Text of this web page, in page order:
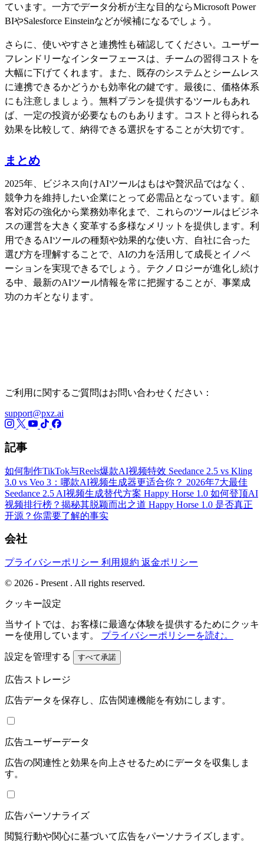
ています。一方でデータ分析が主な目的ならMicrosoft Power
BIやSalesforce Einsteinなどが候補になるでしょう。
さらに、使いやすさと連携性も確認してください。ユーザー
フレンドリーなインターフェースは、チームの習得コストを
大幅に下げてくれます。また、既存のシステムとシームレス
に連携できるかどうかも効率化の鍵です。最後に、価格体系
にも注意しましょう。無料プランを提供するツールもあれ
ば、一定の投資が必要なものもあります。コストと得られる
効果を比較して、納得できる選択をすることが大切です。
まとめ
2025年、ビジネス向けAIツールはもはや贅沢品ではなく、
競争力を維持したい企業にとって必需品となっています。顧
客対応の強化から業務効率化まで、これらのツールはビジネ
スの運営を大きく変革する多様なメリットを提供します。利
用できるAIツールの種類や効果的な使い方、自社に合った
選び方を理解することで、AIの力を活用して成長とイノベ
ーションを実現できるでしょう。テクノロジーが進化し続け
る中、最新のAIツール情報を常に把握することが、事業成
功のカギとなります。
ご利用に関するご質問はお問い合わせください：
support@pxz.ai
記事
如何制作TikTok与Reels爆款AI视频特效 Seedance 2.5 vs Kling
3.0 vs Veo 3：哪款AI视频生成器更适合你？ 2026年7大最佳
Seedance 2.5 AI视频生成替代方案 Happy Horse 1.0 如何登顶AI
视频排行榜？揭秘其脱颖而出之道 Happy Horse 1.0 是否真正
开源？你需要了解的事实
会社
プライバシーポリシー 利用規約 返金ポリシー
© 2026 - Present . All rights reserved.
クッキー設定
当サイトでは、お客様に最適な体験を提供するためにクッキ
ーを使用しています。 プライバシーポリシーを読む。
設定を管理する すべて承諾
広告ストレージ
広告データを保存し、広告関連機能を有効にします。
広告ユーザーデータ
広告の関連性と効果を向上させるためにデータを収集しま
す。
広告パーソナライズ
閲覧行動や関心に基づいて広告をパーソナライズします。